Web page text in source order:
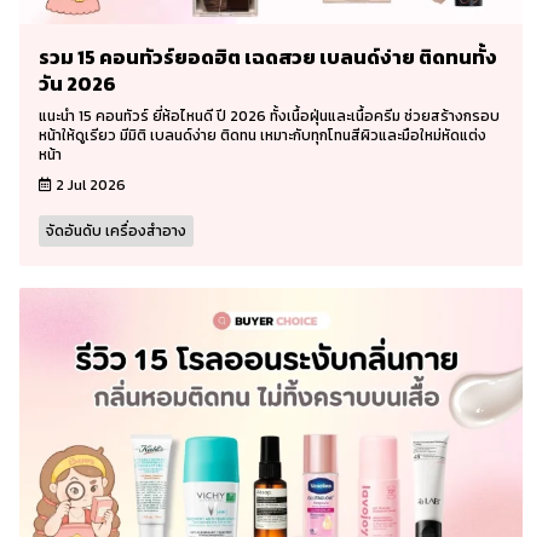
รวม 15 คอนทัวร์ยอดฮิต เฉดสวย เบลนด์ง่าย ติดทนทั้ง
วัน 2026
แนะนำ 15 คอนทัวร์ ยี่ห้อไหนดี ปี 2026 ทั้งเนื้อฝุ่นและเนื้อครีม ช่วยสร้างกรอบ
หน้าให้ดูเรียว มีมิติ เบลนด์ง่าย ติดทน เหมาะกับทุกโทนสีผิวและมือใหม่หัดแต่ง
หน้า
2 Jul 2026
จัดอันดับ เครื่องสำอาง